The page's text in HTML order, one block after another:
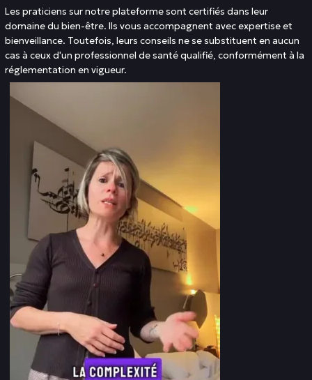
Les praticiens sur notre plateforme sont certifiés dans leur
domaine du bien-être. Ils vous accompagnent avec expertise et
bienveillance. Toutefois, leurs conseils ne se substituent en aucun
cas à ceux d'un professionnel de santé qualifié, conformément à la
réglementation en vigueur.